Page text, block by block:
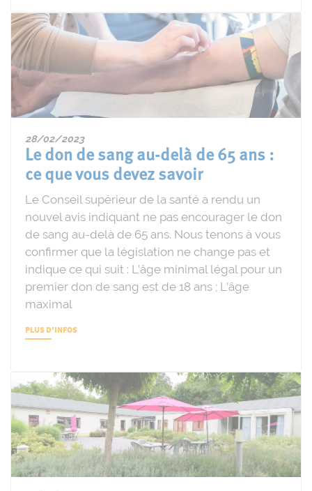
28/02/2023
Le don de sang au-delà de 65 ans :
ce que vous devez savoir
Le Conseil supérieur de la santé a rendu un
nouvel avis indiquant ne pas encourager le don
de sang au-delà de 65 ans. Nous tenons à vous
confirmer que la législation ne change pas et
indique ce qui suit : L’âge minimal légal pour un
premier don de sang est de 18 ans ; L’âge
maximal
PLUS D'INFOS